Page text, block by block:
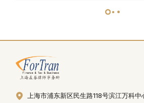
上海市浦东新区民生路118号滨江万科中